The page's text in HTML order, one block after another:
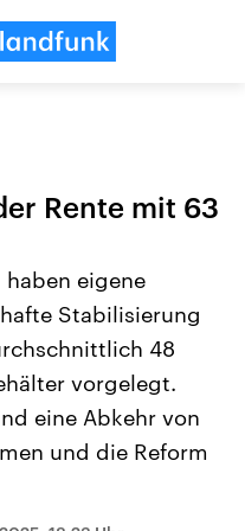
USA
Hintergründe
mit großem Einfluss auf
Rente mit 63
haben eigene
Stabilisierung
48
vorgelegt.
eine Abkehr von
und die Reform